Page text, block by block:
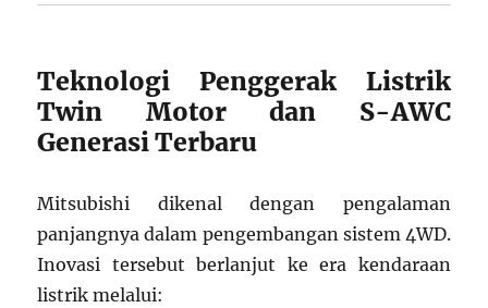
Teknologi Penggerak Listrik
Twin Motor dan S-AWC
Generasi Terbaru
Mitsubishi dikenal dengan pengalaman
panjangnya dalam pengembangan sistem 4WD.
Inovasi tersebut berlanjut ke era kendaraan
listrik melalui: